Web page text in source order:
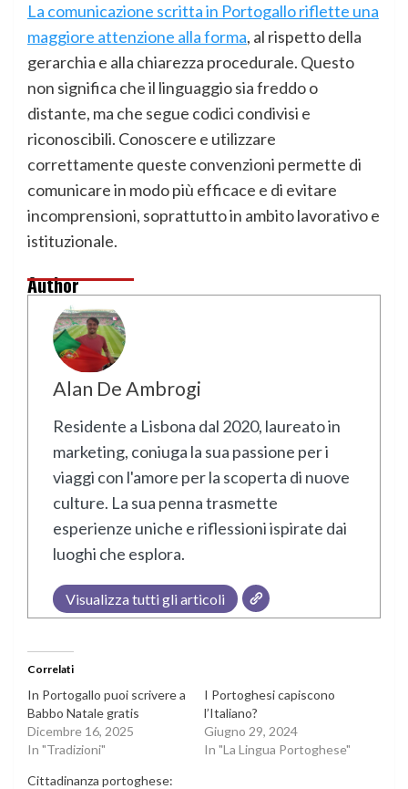
La comunicazione scritta in Portogallo riflette una
maggiore attenzione alla forma, al rispetto della
gerarchia e alla chiarezza procedurale. Questo
non significa che il linguaggio sia freddo o
distante, ma che segue codici condivisi e
riconoscibili. Conoscere e utilizzare
correttamente queste convenzioni permette di
comunicare in modo più efficace e di evitare
incomprensioni, soprattutto in ambito lavorativo e
istituzionale.
Author
Alan De Ambrogi
Residente a Lisbona dal 2020, laureato in
marketing, coniuga la sua passione per i
viaggi con l'amore per la scoperta di nuove
culture. La sua penna trasmette
esperienze uniche e riflessioni ispirate dai
luoghi che esplora.
Visualizza tutti gli articoli
Correlati
In Portogallo puoi scrivere a
Babbo Natale gratis
Dicembre 16, 2025
In "Tradizioni"
I Portoghesi capiscono
l’Italiano?
Giugno 29, 2024
In "La Lingua Portoghese"
Cittadinanza portoghese: